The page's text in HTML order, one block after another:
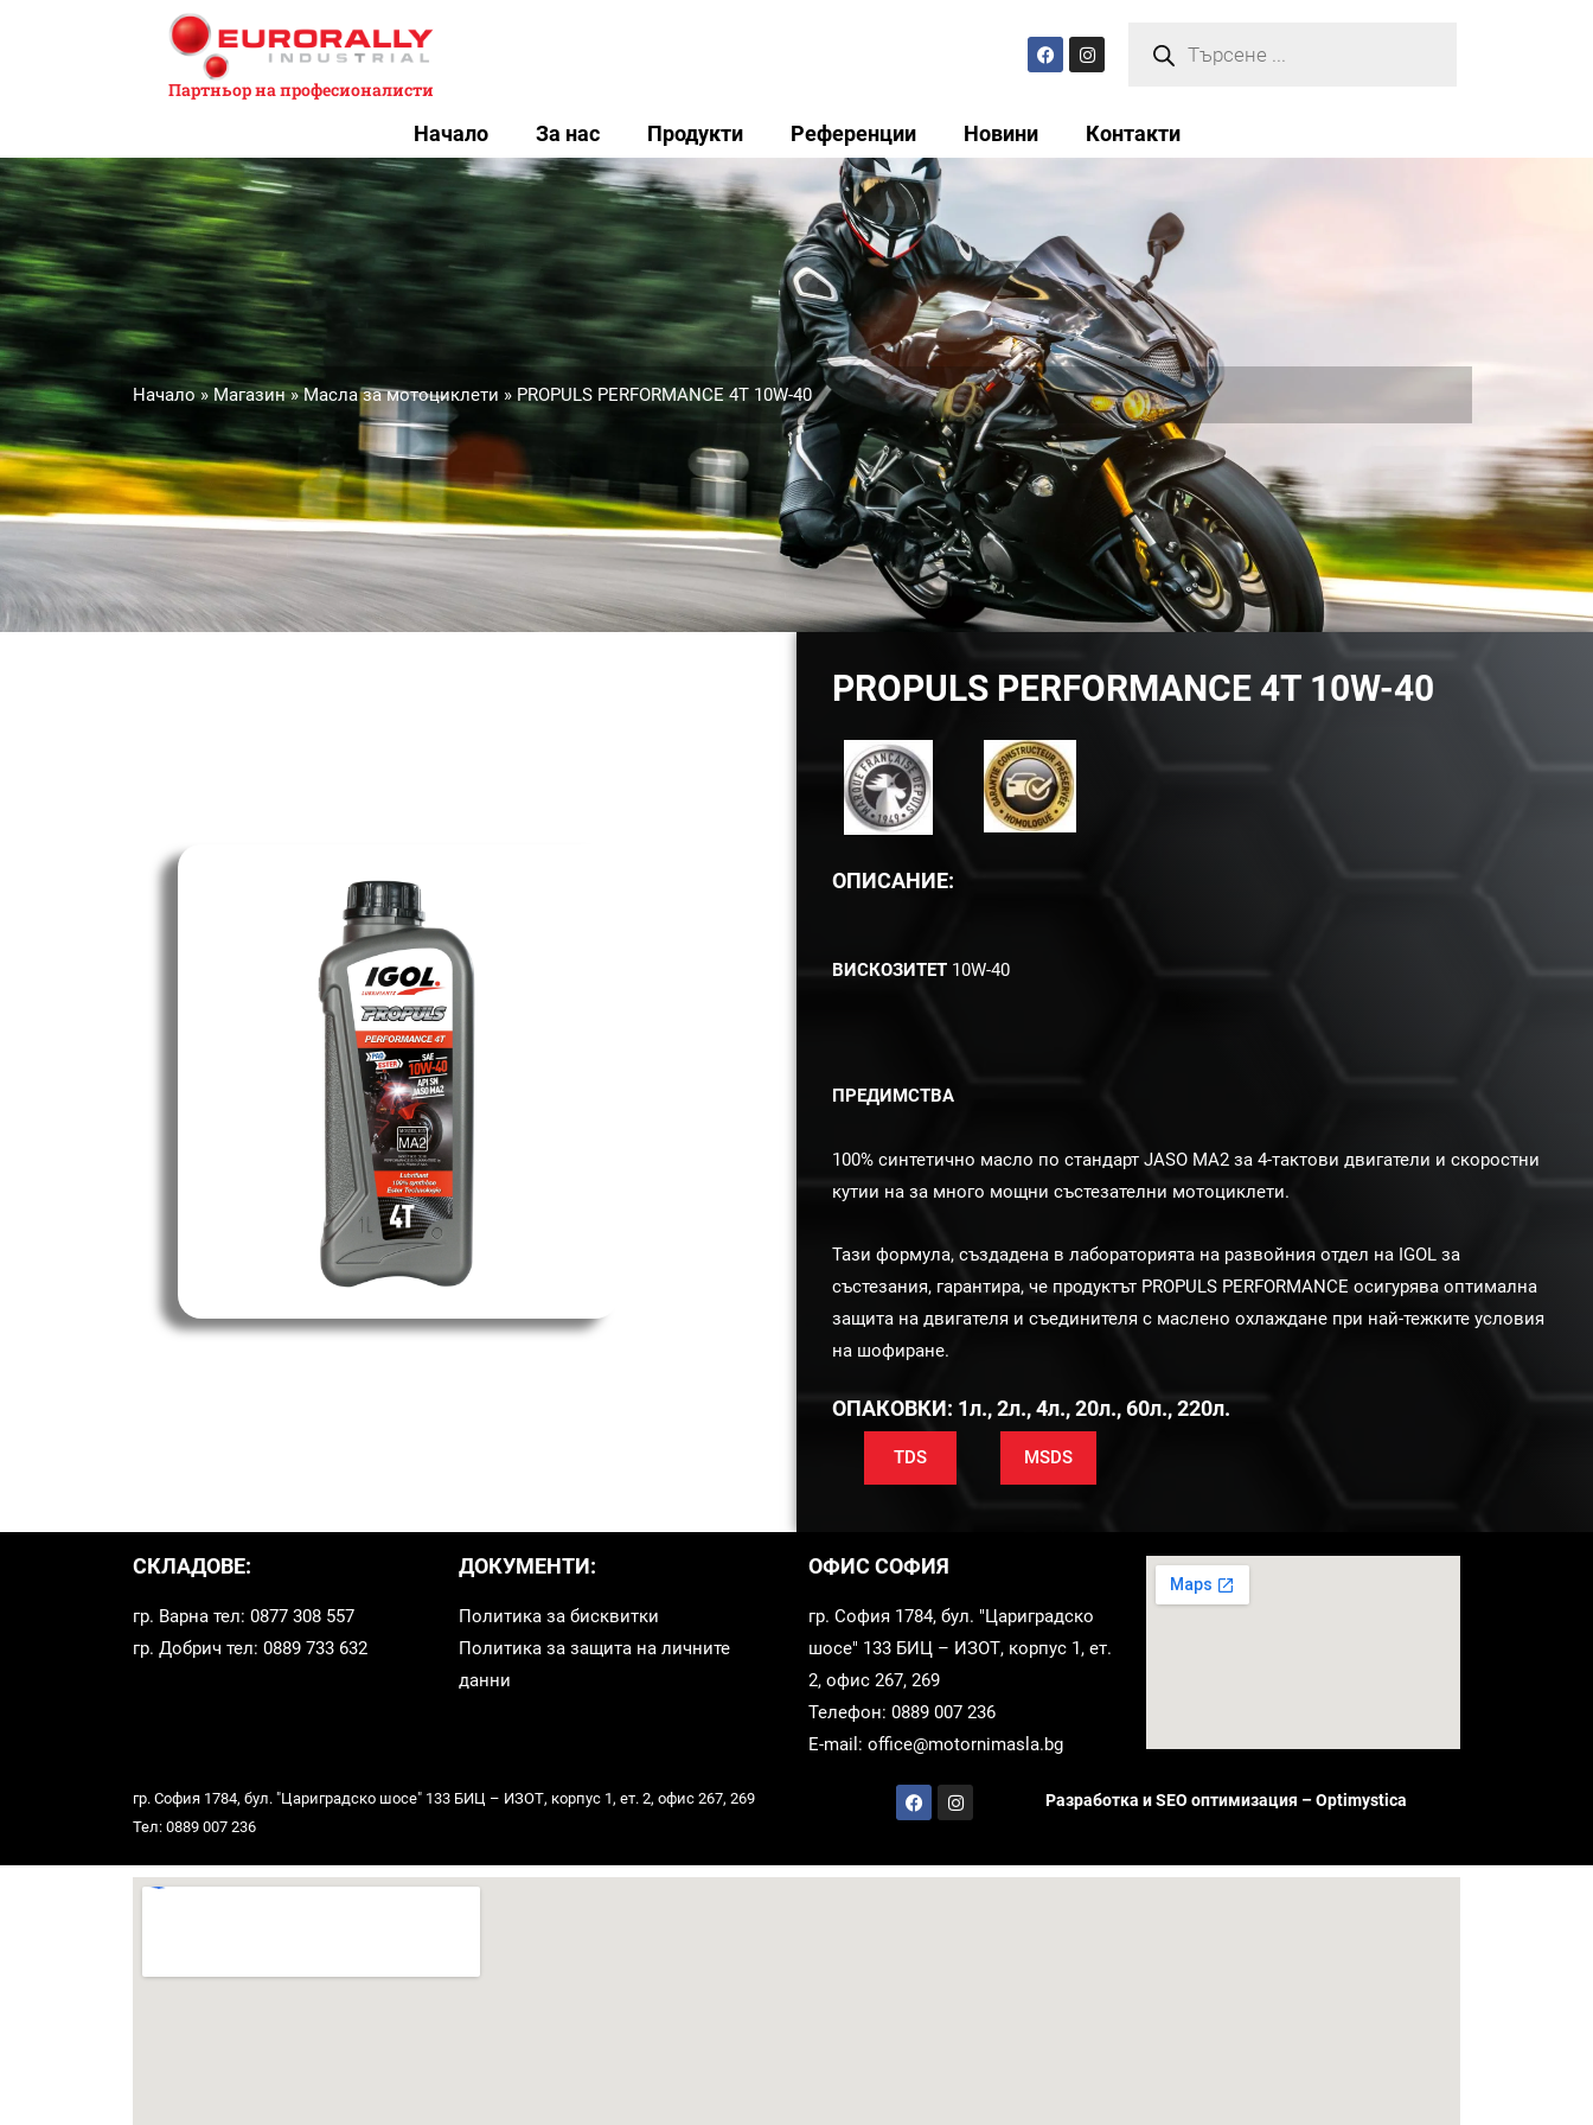
Партньор на професионалисти
Начало За нас Продукти Референции Новини Контакти
Начало» Магазин»Масла за мотоциклети » PROPULS PERFORMANCE 4T 10W-40
PROPULS PERFORMANCE 4T 10W-40
ОПИСАНИЕ:
ВИСКОЗИТЕТ 10W-40
ПРЕДИМСТВА
100% синтетично масло по стандарт JASO MA2 за 4-тактови двигатели и скоростни
кутии на за много мощни състезателни мотоциклети.
Тази формула, създадена в лабораторията на развойния отдел на IGOL за
състезания, гарантира, че продуктът PROPULS PERFORMANCE осигурява оптимална
защита на двигателя и съединителя с маслено охлаждане при най-тежките условия
на шофиране.
ОПАКОВКИ: 1л., 2л., 4л., 20л., 60л., 220л.
TDS MSDS
СКЛАДОВЕ:
гр. Варна тел: 0877 308 557
гр. Добрич тел: 0889 733 632
ДОКУМЕНТИ:
Политика за бисквитки
Политика за защита на личните
данни
ОФИС СОФИЯ
гр. София 1784, бул. "Цариградско
шосе" 133 БИЦ – ИЗОТ, корпус 1, ет.
2, офис 267, 269
Телефон: 0889 007 236
E-mail: office@motornimasla.bg
гр. София 1784, бул. "Цариградско шосе" 133 БИЦ – ИЗОТ, корпус 1, ет. 2, офис 267, 269
Тел: 0889 007 236
Разработка и SEO оптимизация – Optimystica